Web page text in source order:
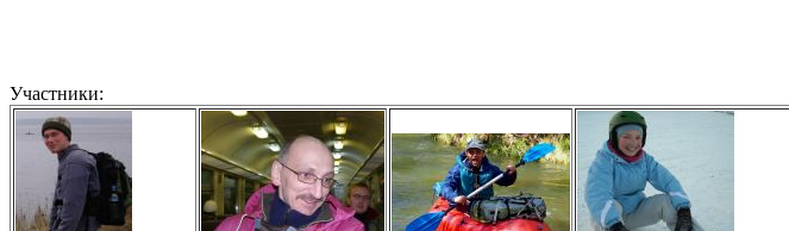
Участники: